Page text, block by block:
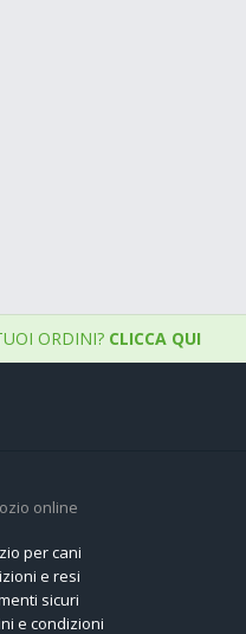
ORDINI? CLICCA QUI
online
per cani
e resi
sicuri
e condizioni